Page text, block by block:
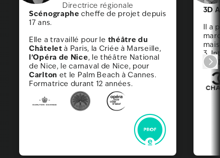
Directrice régionale
Scénographe cheffe de projet depuis
17 ans.
Elle a travaillé pour le théâtre du
Châtelet à Paris, la Criée à Marseille,
l’Opéra de Nice, le théâtre National
de Nice, le carnaval de Nice, pour
Carlton et le Palm Beach à Cannes.
Formatrice durant 12 années.
3D
Il a
3.
en